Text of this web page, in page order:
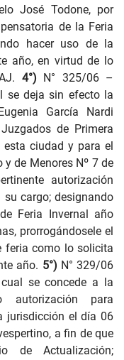
José Todone, por
de la Feria
hacer uso de la
año, en virtud de lo
4°) N° 325/06 –
se deja sin efecto la
García Nardi
de Primera
ciudad y para el
de Menores Nº 7 de
autorización
cargo; designando
Feria Invernal año
prorrogándosele el
feria como lo solicita
año. 5°) N° 329/06
se concede a la
autorización para
jurisdicción el día 06
a fin de que
de Actualización;